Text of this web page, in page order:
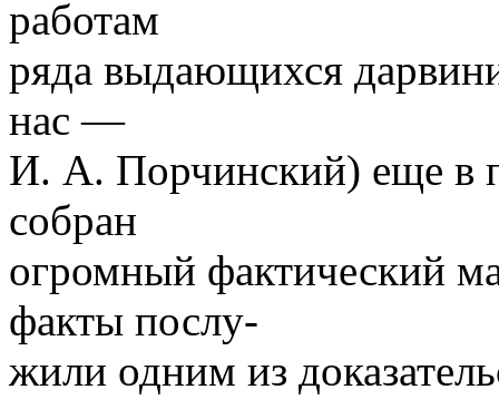
работам
ряда выдающихся
нас —
И. А. Порчинский) еще в
собран
огромный фактический
факты послу-
жили одним из